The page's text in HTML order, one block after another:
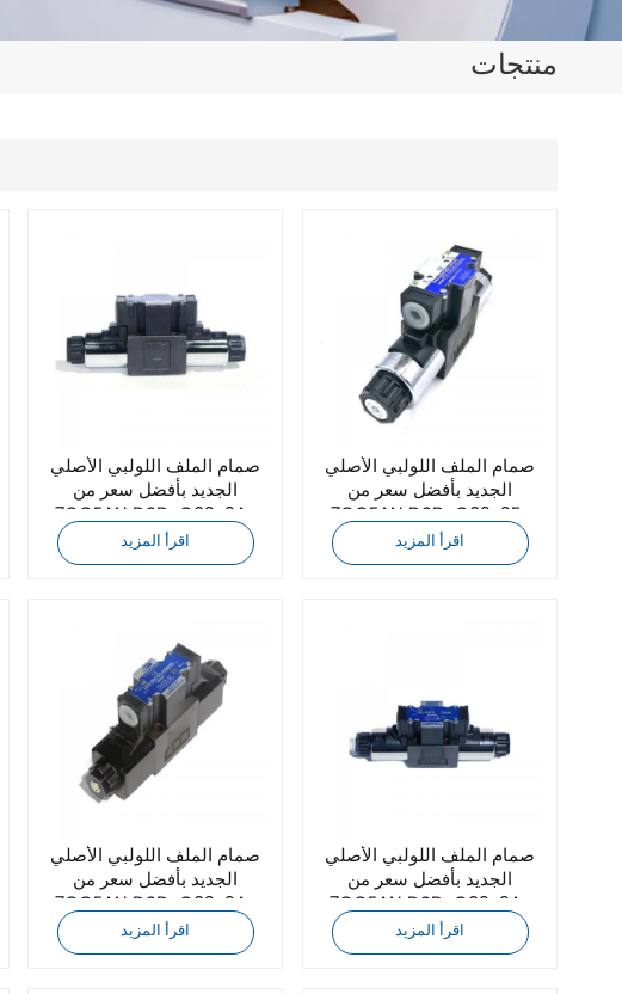
한국의منتجات
صمام الملف اللولبي الأصلي
الجديد بأفضل سعر من
7OCEAN DSD-G02-2A-
DC24-82
اقرأ المزيد
صمام الملف اللولبي الأصلي
الجديد بأفضل سعر من
7OCEAN DSD-G02-2F-
A110-90
اقرأ المزيد
صمام الملف اللولبي الأصلي
الجديد بأفضل سعر من
7OCEAN DSD-G02-2A-
A110-82
اقرأ المزيد
صمام الملف اللولبي الأصلي
الجديد بأفضل سعر من
7OCEAN DSD-G02-2A-
A110-90
اقرأ المزيد